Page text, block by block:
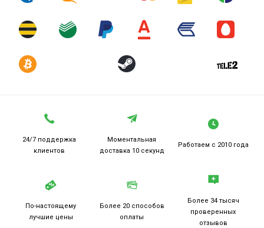
24/7 поддержка
клиентов
Моментальная
доставка 10 секунд
Работаем с 2010 года
По-настоящему
лучшие цены
Более 20 способов
оплаты
Более 34 тысяч
проверенных
отзывов